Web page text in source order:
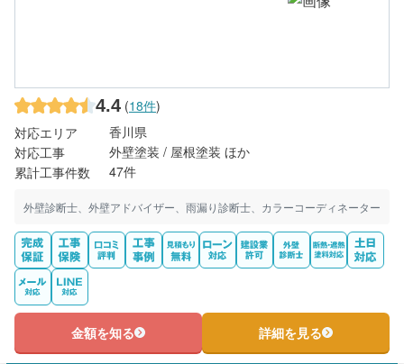
4.4 (18件)
対応エリア
香川県
対応工事
外壁塗装 / 屋根塗装 ほか
累計工事件数
47件
外壁診断士、外壁アドバイザー、雨漏り診断士、カラーコーディネーター
金額を知る 詳細を見る